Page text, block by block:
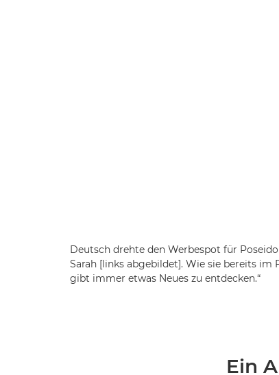
Deutsch drehte den Werbespot für
Sarah [links abgebildet]. Wie sie bereits im
gibt immer etwas Neues zu entdecken.“
Ein